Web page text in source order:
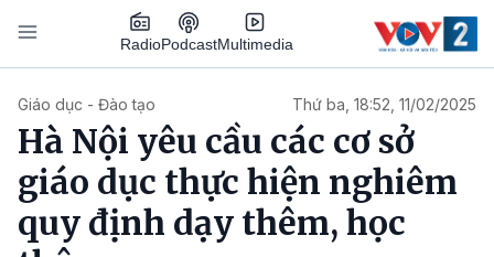
Nhảy đến nội dung
RadioPodcastMultimedia
Giáo dục - Đào tạo Thứ ba, 18:52, 11/02/2025
Hà Nội yêu cầu các cơ sở
giáo dục thực hiện nghiêm
quy định dạy thêm, học